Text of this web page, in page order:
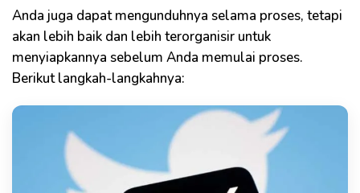
Anda juga dapat mengunduhnya selama proses, tetapi
akan lebih baik dan lebih terorganisir untuk
menyiapkannya sebelum Anda memulai proses.
Berikut langkah-langkahnya: